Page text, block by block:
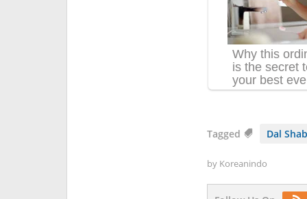
Tagged Dal
by Koreanindo